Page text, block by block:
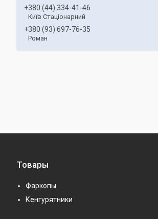
+380 (44) 334-41-46
Київ Стаціонарний
+380 (93) 697-76-35
Роман
Товары
Фаркопы
Кенгурятники